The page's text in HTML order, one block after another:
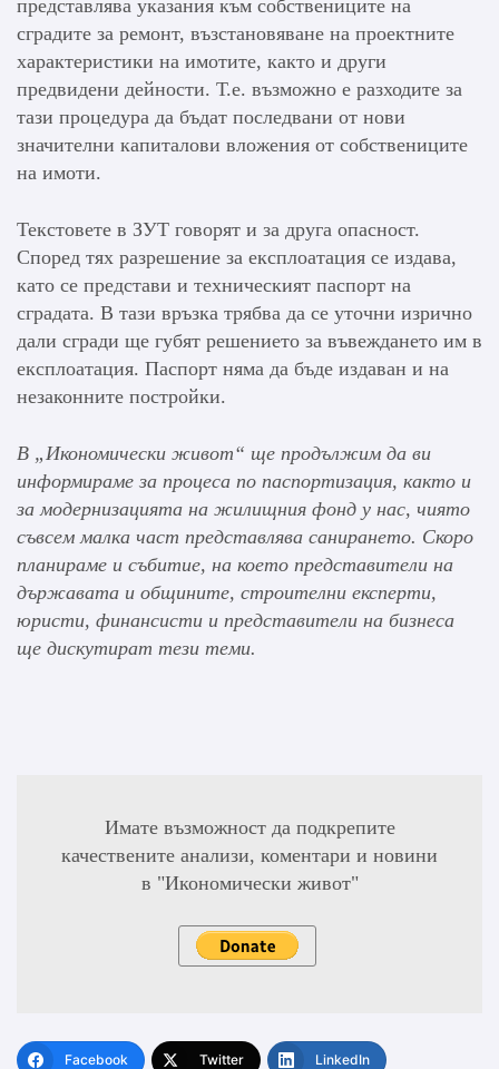
представлява указания към собствениците на
сградите за ремонт, възстановяване на проектните
характеристики на имотите, както и други
предвидени дейности. Т.е. възможно е разходите за
тази процедура да бъдат последвани от нови
значителни капиталови вложения от собствениците
на имоти.
Текстовете в ЗУТ говорят и за друга опасност.
Според тях разрешение за експлоатация се издава,
като се представи и техническият паспорт на
сградата. В тази връзка трябва да се уточни изрично
дали сгради ще губят решението за въвеждането им в
експлоатация. Паспорт няма да бъде издаван и на
незаконните постройки.
В „Икономически живот“ ще продължим да ви
информираме за процеса по паспортизация, както и
за модернизацията на жилищния фонд у нас, чиято
съвсем малка част представлява санирането. Скоро
планираме и събитие, на което представители на
държавата и общините, строителни експерти,
юристи, финансисти и представители на бизнеса
ще дискутират тези теми.
Имате възможност да подкрепите
качествените анализи, коментари и новини
в "Икономически живот"
Facebook Twitter LinkedIn